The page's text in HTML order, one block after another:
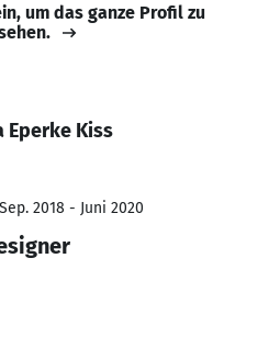
um das ganze Profil zu
Eperke Kiss
2018 - Juni 2020